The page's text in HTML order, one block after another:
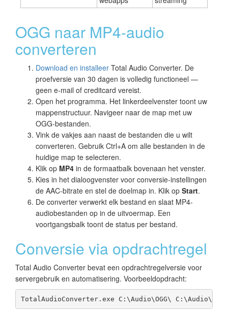
OGG naar MP4-audio
converteren
Download en installeer Total Audio Converter. De
proefversie van 30 dagen is volledig functioneel —
geen e-mail of creditcard vereist.
Open het programma. Het linkerdeelvenster toont uw
mappenstructuur. Navigeer naar de map met uw
OGG-bestanden.
Vink de vakjes aan naast de bestanden die u wilt
converteren. Gebruik Ctrl+A om alle bestanden in de
huidige map te selecteren.
Klik op MP4 in de formaatbalk bovenaan het venster.
Kies in het dialoogvenster voor conversie-instellingen
de AAC-bitrate en stel de doelmap in. Klik op Start.
De converter verwerkt elk bestand en slaat MP4-
audiobestanden op in de uitvoermap. Een
voortgangsbalk toont de status per bestand.
Conversie via opdrachtregel
Total Audio Converter bevat een opdrachtregelversie voor
servergebruik en automatisering. Voorbeeldopdracht:
TotalAudioConverter.exe C:\Audio\OGG\